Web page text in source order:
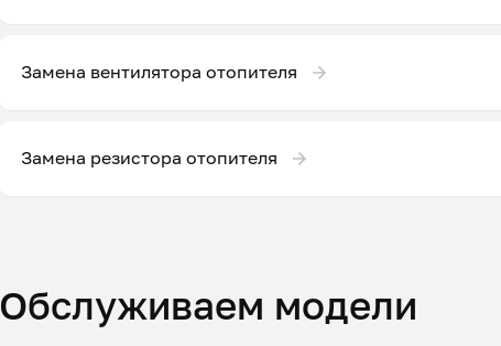
Замена вентилятора отопителя
Замена резистора отопителя
Обслуживаем модели